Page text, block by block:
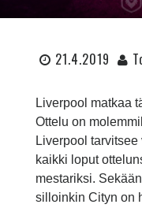
21.4.2019
Liverpool matkaa
Ottelu on
Liverpool
kaikki loput
mestariksi.
silloinkin Cityn on